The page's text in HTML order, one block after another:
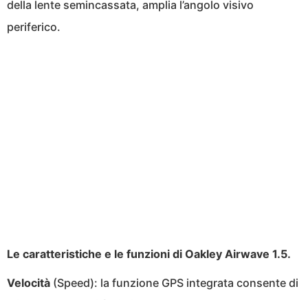
della lente semincassata, amplia l’angolo visivo
periferico.
Le caratteristiche e le funzioni di Oakley Airwave 1.5.
Velocità (Speed): la funzione GPS integrata consente di